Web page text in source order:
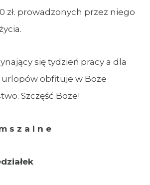
zł. prowadzonych przez niego
się tydzień pracy a dla
urlopów obfituje w Boże
Szczęść Boże!
s z a l n e